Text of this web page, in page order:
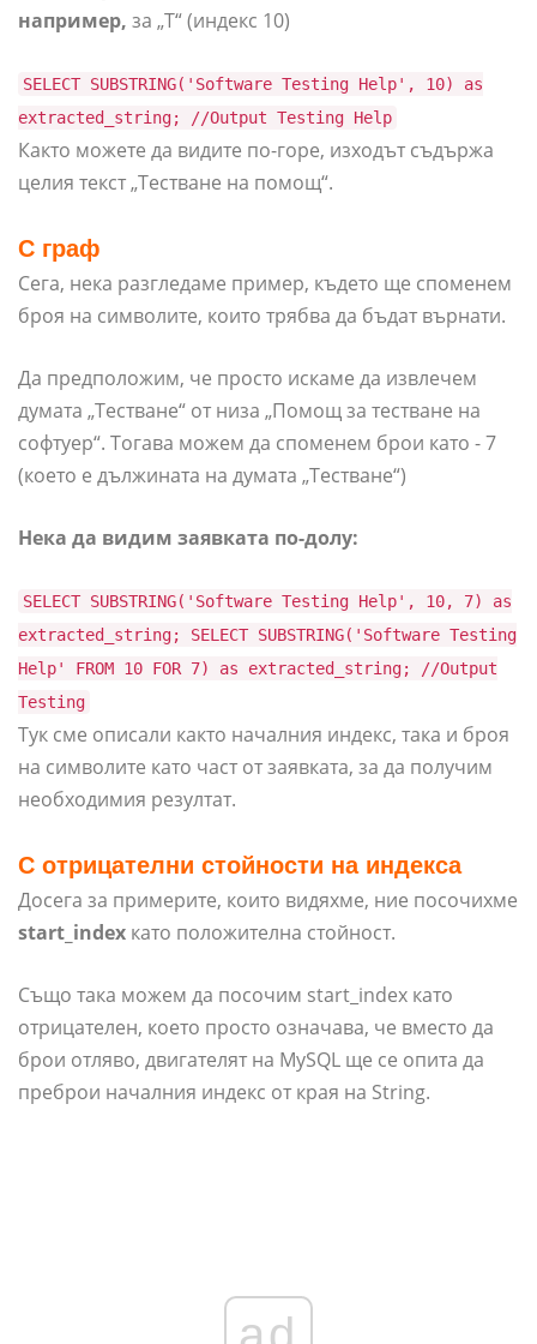
например, за „T“ (индекс 10)
SELECT SUBSTRING('Software Testing Help', 10) as
extracted_string; //Output Testing Help
Както можете да видите по-горе, изходът съдържа
целия текст „Тестване на помощ“.
С граф
Сега, нека разгледаме пример, където ще споменем
броя на символите, които трябва да бъдат върнати.
Да предположим, че просто искаме да извлечем
думата „Тестване“ от низа „Помощ за тестване на
софтуер“. Тогава можем да споменем брои като - 7
(което е дължината на думата „Тестване“)
Нека да видим заявката по-долу:
SELECT SUBSTRING('Software Testing Help', 10, 7) as
extracted_string; SELECT SUBSTRING('Software Testing
Help' FROM 10 FOR 7) as extracted_string; //Output
Testing
Тук сме описали както началния индекс, така и броя
на символите като част от заявката, за да получим
необходимия резултат.
С отрицателни стойности на индекса
Досега за примерите, които видяхме, ние посочихме
start_index като положителна стойност.
Също така можем да посочим start_index като
отрицателен, което просто означава, че вместо да
брои отляво, двигателят на MySQL ще се опита да
преброи началния индекс от края на String.